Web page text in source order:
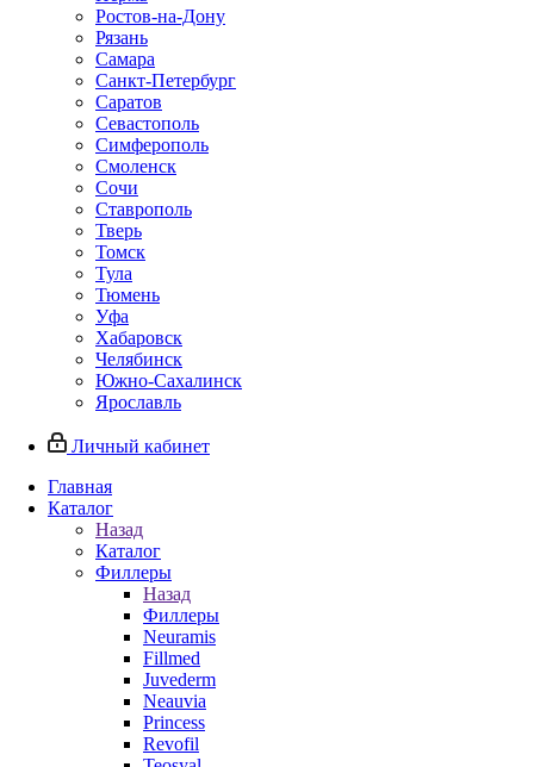
Ростов-на-Дону
Рязань
Самара
Санкт-Петербург
Саратов
Севастополь
Симферополь
Смоленск
Сочи
Ставрополь
Тверь
Томск
Тула
Тюмень
Уфа
Хабаровск
Челябинск
Южно-Сахалинск
Ярославль
Личный кабинет
Главная
Каталог
Назад
Каталог
Филлеры
Назад
Филлеры
Neuramis
Fillmed
Juvederm
Neauvia
Princess
Revofil